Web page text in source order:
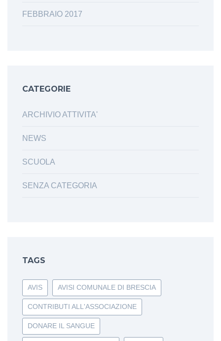
FEBBRAIO 2017
CATEGORIE
ARCHIVIO ATTIVITA'
NEWS
SCUOLA
SENZA CATEGORIA
TAGS
AVIS AVISI COMUNALE DI BRESCIA
CONTRIBUTI ALL'ASSOCIAZIONE
DONARE IL SANGUE